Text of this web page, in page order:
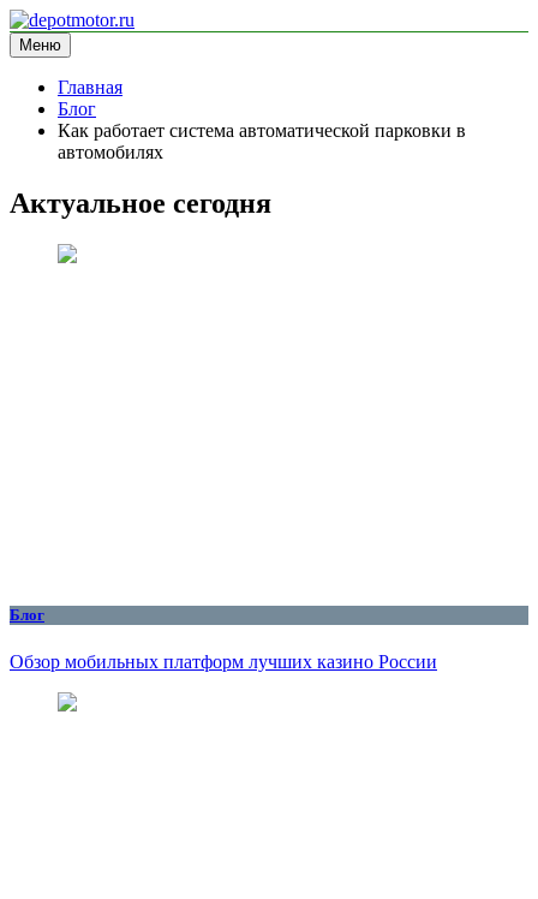
Перейти
к
содержимому
depotmotor.ru
информационный сайт
Меню
Главная
Блог
Как работает система автоматической парковки в
автомобилях
Актуальное сегодня
Блог
Обзор мобильных платформ лучших казино России